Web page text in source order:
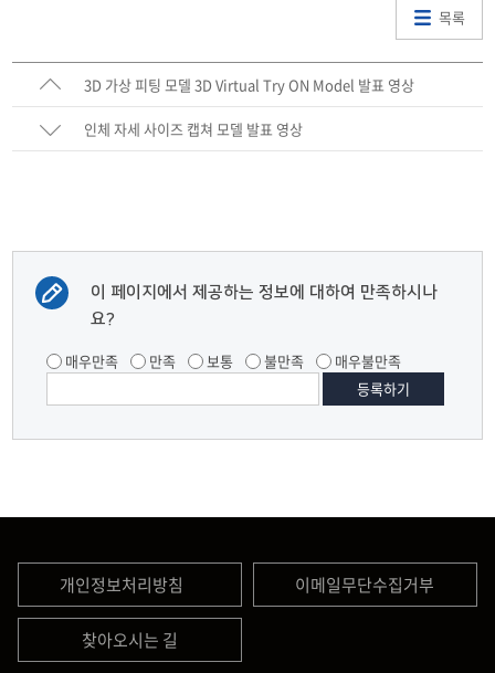
목록
3D 가상 피팅 모델 3D Virtual Try ON Model 발표 영상
인체 자세 사이즈 캡쳐 모델 발표 영상
이 페이지에서 제공하는 정보에 대하여 만족하시나
요?
매우만족 만족 보통 불만족 매우불만족
개인정보처리방침 이메일무단수집거부
찾아오시는 길